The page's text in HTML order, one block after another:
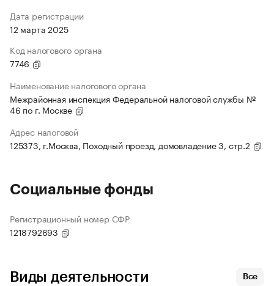
Дата регистрации
12 марта 2025
Код налогового органа
7746
Наименование налогового органа
Межрайонная инспекция Федеральной налоговой службы №
46 по г. Москве
Адрес налоговой
125373, г.Москва, Походный проезд, домовладение 3, стр.2
Социальные фонды
Регистрационный номер СФР
1218792693
Виды деятельности Все